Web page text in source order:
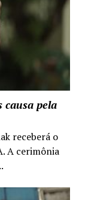
pela
receberá o
A cerimônia